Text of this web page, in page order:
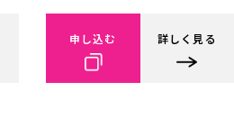
申し込む 詳しく見る